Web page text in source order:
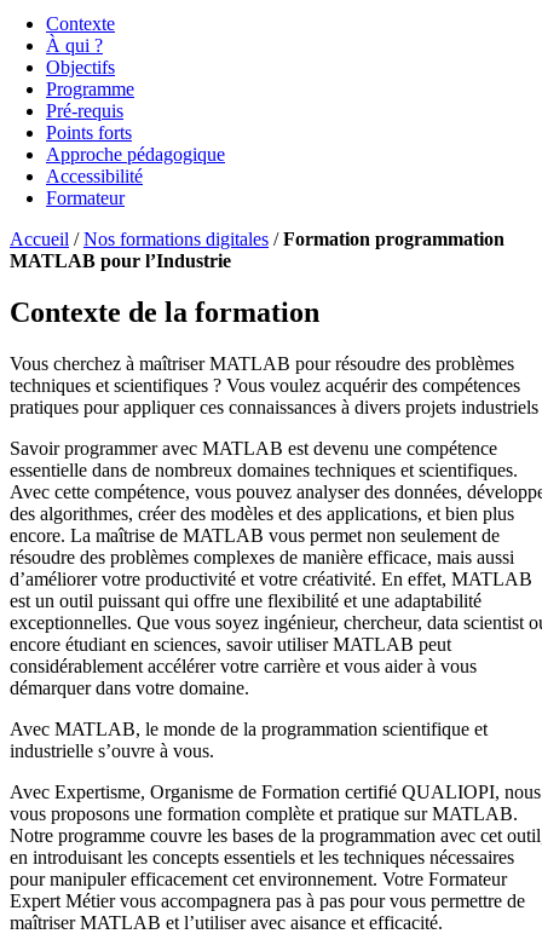
Contexte
À qui ?
Objectifs
Programme
Pré-requis
Points forts
Approche pédagogique
Accessibilité
Formateur
Accueil /Nos formations digitales /Formation programmation
MATLAB pour l’Industrie
Contexte de la formation
Vous cherchez à maîtriser MATLAB pour résoudre des problèmes
techniques et scientifiques ? Vous voulez acquérir des compétences
pratiques pour appliquer ces connaissances à divers projets industriels
Savoir programmer avec MATLAB est devenu une compétence
essentielle dans de nombreux domaines techniques et scientifiques.
Avec cette compétence, vous pouvez analyser des données,
des algorithmes, créer des modèles et des applications, et bien plus
encore. La maîtrise de MATLAB vous permet non seulement de
résoudre des problèmes complexes de manière efficace, mais aussi
d’améliorer votre productivité et votre créativité. En effet, MATLAB
est un outil puissant qui offre une flexibilité et une adaptabilité
exceptionnelles. Que vous soyez ingénieur, chercheur, data scientist
encore étudiant en sciences, savoir utiliser MATLAB peut
considérablement accélérer votre carrière et vous aider à vous
démarquer dans votre domaine.
Avec MATLAB, le monde de la programmation scientifique et
industrielle s’ouvre à vous.
Avec Expertisme, Organisme de Formation certifié QUALIOPI, nous
vous proposons une formation complète et pratique sur MATLAB.
Notre programme couvre les bases de la programmation avec cet
en introduisant les concepts essentiels et les techniques nécessaires
pour manipuler efficacement cet environnement. Votre Formateur
Expert Métier vous accompagnera pas à pas pour vous permettre de
maîtriser MATLAB et l’utiliser avec aisance et efficacité.